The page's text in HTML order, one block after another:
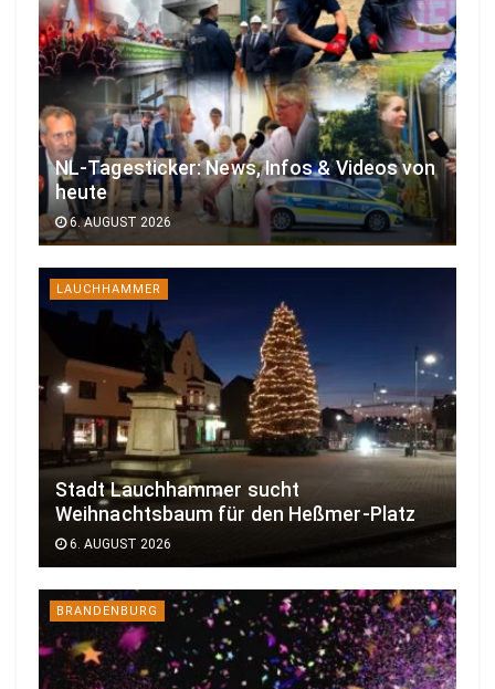
NL-Tagesticker: News, Infos & Videos von
heute
6. AUGUST 2026
LAUCHHAMMER
Stadt Lauchhammer sucht
Weihnachtsbaum für den Heßmer-Platz
6. AUGUST 2026
BRANDENBURG